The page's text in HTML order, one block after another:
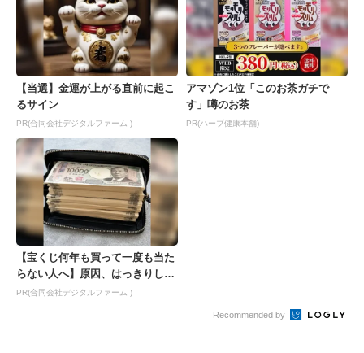
【当選】金運が上がる直前に起こ
るサイン
PR(合同会社デジタルファーム )
アマゾン1位「このお茶ガチで
す」噂のお茶
PR(ハーブ健康本舗)
【宝くじ何年も買って一度も当た
らない人へ】原因、はっきりして
ます
PR(合同会社デジタルファーム )
Recommended by